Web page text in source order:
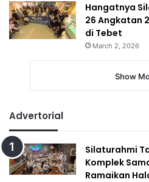
Hangatnya
26 Angkatan
di Tebet
March 2, 2026
Show
Advertorial
Silaturahmi
Komplek
Ramaikan